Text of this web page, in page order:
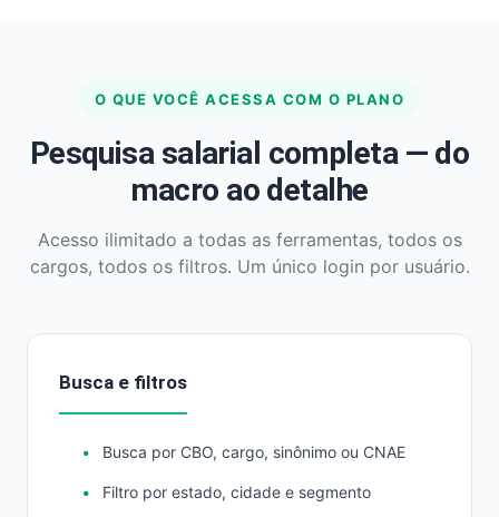
O QUE VOCÊ ACESSA COM O PLANO
Pesquisa salarial completa — do
macro ao detalhe
Acesso ilimitado a todas as ferramentas, todos os
cargos, todos os filtros. Um único login por usuário.
Busca e filtros
Busca por CBO, cargo, sinônimo ou CNAE
Filtro por estado, cidade e segmento